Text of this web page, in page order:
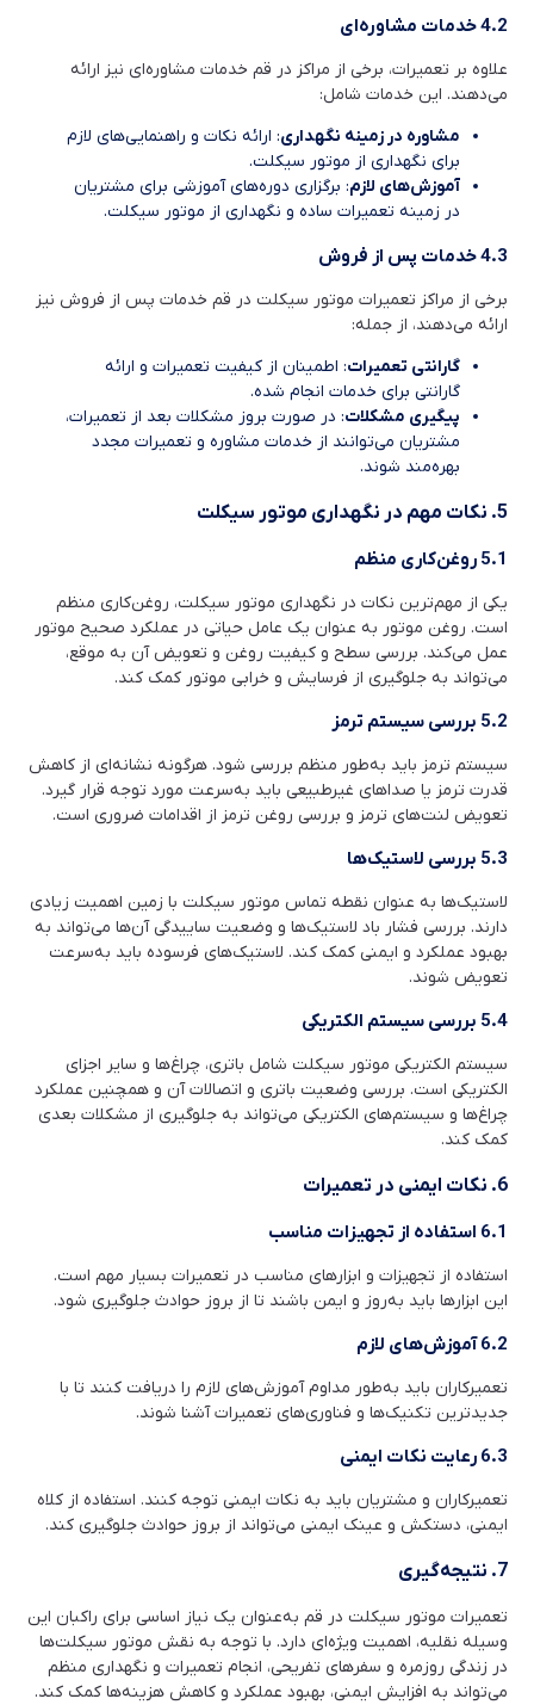
4.2 خدمات مشاوره‌ای
علاوه بر تعمیرات، برخی از مراکز در قم خدمات مشاوره‌ای نیز ارائه
می‌دهند. این خدمات شامل:
مشاوره در زمینه نگهداری: ارائه نکات و راهنمایی‌های لازم
برای نگهداری از موتور سیکلت.
آموزش‌های لازم: برگزاری دوره‌های آموزشی برای مشتریان
در زمینه تعمیرات ساده و نگهداری از موتور سیکلت.
4.3 خدمات پس از فروش
برخی از مراکز تعمیرات موتور سیکلت در قم خدمات پس از فروش نیز
ارائه می‌دهند، از جمله:
گارانتی تعمیرات: اطمینان از کیفیت تعمیرات و ارائه
گارانتی برای خدمات انجام شده.
پیگیری مشکلات: در صورت بروز مشکلات بعد از تعمیرات،
مشتریان می‌توانند از خدمات مشاوره و تعمیرات مجدد
بهره‌مند شوند.
5. نکات مهم در نگهداری موتور سیکلت
5.1 روغن‌کاری منظم
یکی از مهم‌ترین نکات در نگهداری موتور سیکلت، روغن‌کاری منظم
است. روغن موتور به عنوان یک عامل حیاتی در عملکرد صحیح موتور
عمل می‌کند. بررسی سطح و کیفیت روغن و تعویض آن به موقع،
می‌تواند به جلوگیری از فرسایش و خرابی موتور کمک کند.
5.2 بررسی سیستم ترمز
سیستم ترمز باید به‌طور منظم بررسی شود. هرگونه نشانه‌ای از کاهش
قدرت ترمز یا صداهای غیرطبیعی باید به‌سرعت مورد توجه قرار گیرد.
تعویض لنت‌های ترمز و بررسی روغن ترمز از اقدامات ضروری است.
5.3 بررسی لاستیک‌ها
لاستیک‌ها به عنوان نقطه تماس موتور سیکلت با زمین اهمیت زیادی
دارند. بررسی فشار باد لاستیک‌ها و وضعیت ساییدگی آن‌ها می‌تواند به
بهبود عملکرد و ایمنی کمک کند. لاستیک‌های فرسوده باید به‌سرعت
تعویض شوند.
5.4 بررسی سیستم الکتریکی
سیستم الکتریکی موتور سیکلت شامل باتری، چراغ‌ها و سایر اجزای
الکتریکی است. بررسی وضعیت باتری و اتصالات آن و همچنین عملکرد
چراغ‌ها و سیستم‌های الکتریکی می‌تواند به جلوگیری از مشکلات بعدی
کمک کند.
6. نکات ایمنی در تعمیرات
6.1 استفاده از تجهیزات مناسب
استفاده از تجهیزات و ابزارهای مناسب در تعمیرات بسیار مهم است.
این ابزارها باید به‌روز و ایمن باشند تا از بروز حوادث جلوگیری شود.
6.2 آموزش‌های لازم
تعمیرکاران باید به‌طور مداوم آموزش‌های لازم را دریافت کنند تا با
جدیدترین تکنیک‌ها و فناوری‌های تعمیرات آشنا شوند.
6.3 رعایت نکات ایمنی
تعمیرکاران و مشتریان باید به نکات ایمنی توجه کنند. استفاده از کلاه
ایمنی، دستکش و عینک ایمنی می‌تواند از بروز حوادث جلوگیری کند.
7. نتیجه‌گیری
تعمیرات موتور سیکلت در قم به‌عنوان یک نیاز اساسی برای راکبان این
وسیله نقلیه، اهمیت ویژه‌ای دارد. با توجه به نقش موتور سیکلت‌ها
در زندگی روزمره و سفرهای تفریحی، انجام تعمیرات و نگهداری منظم
می‌تواند به افزایش ایمنی، بهبود عملکرد و کاهش هزینه‌ها کمک کند.